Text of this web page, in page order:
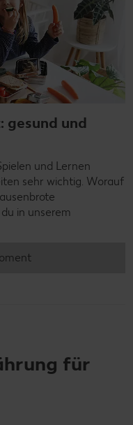
gesund und
und Lernen
sehr wichtig. Worauf
in unserem
für